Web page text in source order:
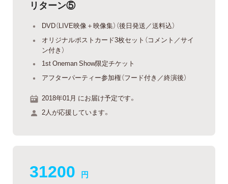
リターン⑤
DVD（LIVE映像＋映像集）（後日発送／送料込）
オリジナルポストカード3枚セット（コメント／サイ
ン付き）
1st Oneman Show限定チケット
アフターパーティー参加権（フード付き／終演後）
2018年01月 にお届け予定です。
2人が応援しています。
31200 円